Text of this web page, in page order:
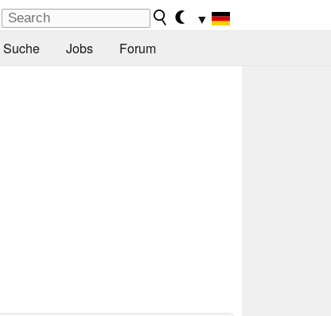
▼
Suche Jobs Forum